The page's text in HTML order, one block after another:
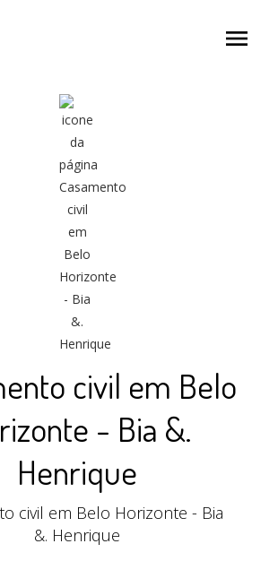
menu
civil em Belo
- Bia &.
Henrique
civil em Belo Horizonte - Bia
&. Henrique